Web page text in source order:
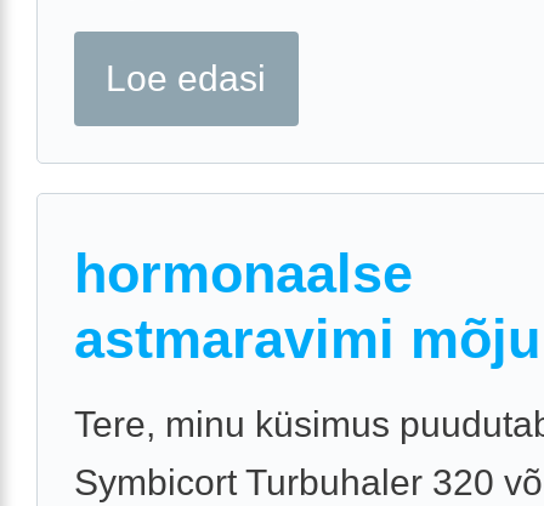
Loe edasi
hormonaalse
astmaravimi mõju
Tere, minu küsimus
Symbicort Turbuhaler 320